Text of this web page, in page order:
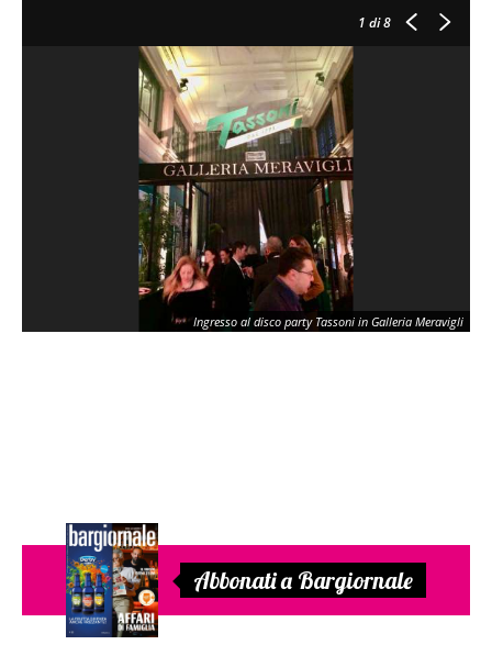
1 di 8
Ingresso al disco party Tassoni in Galleria Meravigli
Abbonati a Bargiornale